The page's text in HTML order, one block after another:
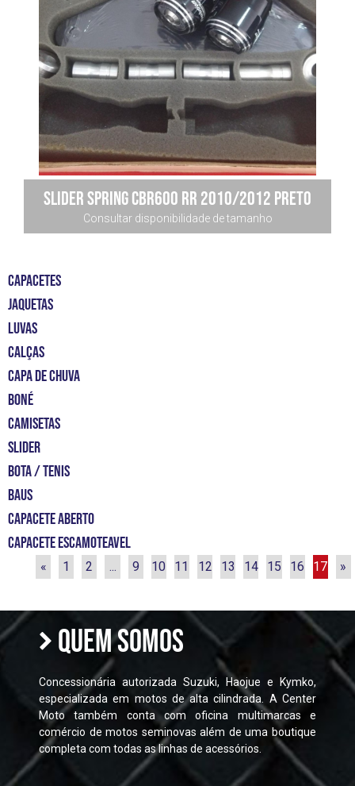
Slider Spring Cbr600 Rr 2010/2012 Preto
Consultar disponibilidade de tamanho
CAPACETES
JAQUETAS
LUVAS
CALÇAS
CAPA DE CHUVA
BONÉ
CAMISETAS
slider
bota / tenis
Baus
capacete aberto
capacete escamoteavel
« 1 2 ... 9 10 11 12 13 14 15 16 17 »
QUEM SOMOS
Concessionária autorizada Suzuki, Haojue e Kymko,
especializada em motos de alta cilindrada. A Center
Moto também conta com oficina multimarcas e
comércio de motos seminovas além de uma boutique
completa com todas as linhas de acessórios.